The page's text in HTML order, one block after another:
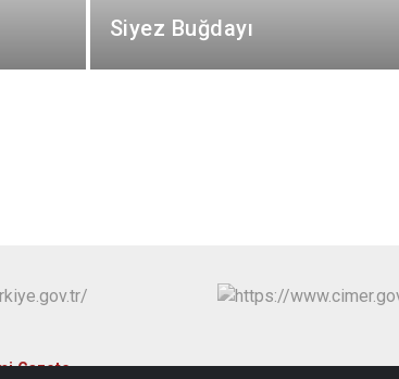
Siyez Buğdayı
Gazete